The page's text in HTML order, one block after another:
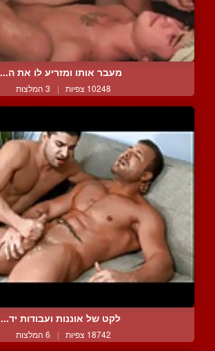
מעבר אותו ומזריע לו את ה...
10248 צפיות | 3 המלצות
לקט של אוננות ועבודות יד...
18742 צפיות | 6 המלצות